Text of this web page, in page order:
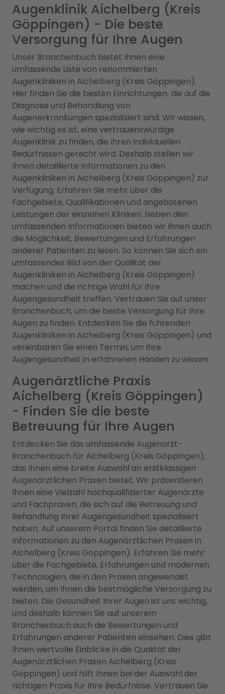
Augenklinik Aichelberg (Kreis
Göppingen) - Die beste
Versorgung für Ihre Augen
Unser Branchenbuch bietet Ihnen eine
umfassende Liste von renommierten
Augenkliniken in Aichelberg (Kreis Göppingen).
Hier finden Sie die besten Einrichtungen, die auf die
Diagnose und Behandlung von
Augenerkrankungen spezialisiert sind. Wir wissen,
wie wichtig es ist, eine vertrauenswürdige
Augenklinik zu finden, die Ihren individuellen
Bedürfnissen gerecht wird. Deshalb stellen wir
Ihnen detaillierte Informationen zu den
Augenkliniken in Aichelberg (Kreis Göppingen) zur
Verfügung. Erfahren Sie mehr über die
Fachgebiete, Qualifikationen und angebotenen
Leistungen der einzelnen Kliniken. Neben den
umfassenden Informationen bieten wir Ihnen auch
die Möglichkeit, Bewertungen und Erfahrungen
anderer Patienten zu lesen. So können Sie sich ein
umfassendes Bild von der Qualität der
Augenkliniken in Aichelberg (Kreis Göppingen)
machen und die richtige Wahl für Ihre
Augengesundheit treffen. Vertrauen Sie auf unser
Branchenbuch, um die beste Versorgung für Ihre
Augen zu finden. Entdecken Sie die führenden
Augenkliniken in Aichelberg (Kreis Göppingen) und
vereinbaren Sie einen Termin, um Ihre
Augengesundheit in erfahrenen Händen zu wissen.
Augenärztliche Praxis
Aichelberg (Kreis Göppingen)
- Finden Sie die beste
Betreuung für Ihre Augen
Entdecken Sie das umfassende Augenarzt-
Branchenbuch für Aichelberg (Kreis Göppingen),
das Ihnen eine breite Auswahl an erstklassigen
Augenärztlichen Praxen bietet. Wir präsentieren
Ihnen eine Vielzahl hochqualifizierter Augenärzte
und Fachpraxen, die sich auf die Betreuung und
Behandlung Ihrer Augengesundheit spezialisiert
haben. Auf unserem Portal finden Sie detaillierte
Informationen zu den Augenärztlichen Praxen in
Aichelberg (Kreis Göppingen). Erfahren Sie mehr
über die Fachgebiete, Erfahrungen und modernen
Technologien, die in den Praxen angewendet
werden, um Ihnen die bestmögliche Versorgung zu
bieten. Die Gesundheit Ihrer Augen ist uns wichtig,
und deshalb können Sie auf unserem
Branchenbuch auch die Bewertungen und
Erfahrungen anderer Patienten einsehen. Dies gibt
Ihnen wertvolle Einblicke in die Qualität der
Augenärztlichen Praxen Aichelberg (Kreis
Göppingen) und hilft Ihnen bei der Auswahl der
richtigen Praxis für Ihre Bedürfnisse. Vertrauen Sie